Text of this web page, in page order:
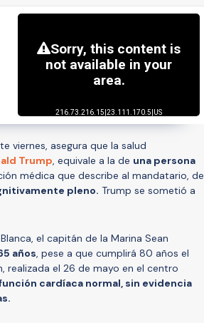
viernes, asegura que la salud
Trump, equivale a la de una persona
médica que describe al mandatario, de
pleno. Trump se sometió a
el capitán de la Marina Sean
años, pese a que cumplirá 80 años el
realizada el 26 de mayo en el centro
cardíaca normal, sin evidencia